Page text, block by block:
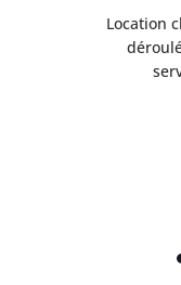
Location